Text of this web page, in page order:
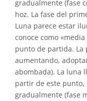
gradualmente (fase
hoz. La fase del
Luna parece estar
conoce como
punto de partida. La
aumentando,
abombada). La luna
partir de este punto,
gradualmente (fase